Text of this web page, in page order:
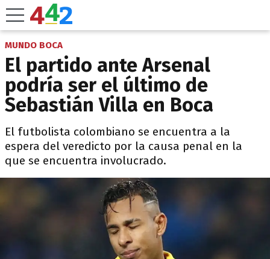
MUNDO BOCA
El partido ante Arsenal
podría ser el último de
Sebastián Villa en Boca
El futbolista colombiano se encuentra a la
espera del veredicto por la causa penal en la
que se encuentra involucrado.